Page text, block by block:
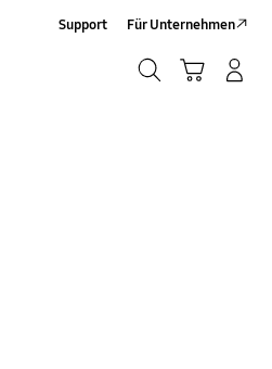
Support Für Unternehmen